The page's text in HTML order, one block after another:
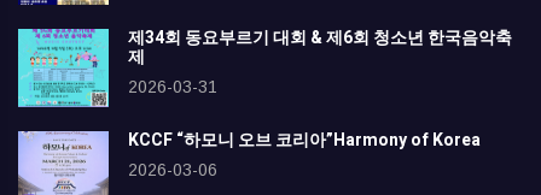
제34회 동요부르기 대회 & 제6회 청소년 한국음악축
제
2026-03-31
KCCF “하모니 오브 코리아”Harmony of Korea
2026-03-06